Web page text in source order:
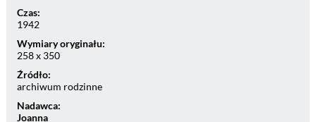
Czas:
1942
Wymiary oryginału:
258 x 350
Źródło:
archiwum rodzinne
Nadawca:
Joanna